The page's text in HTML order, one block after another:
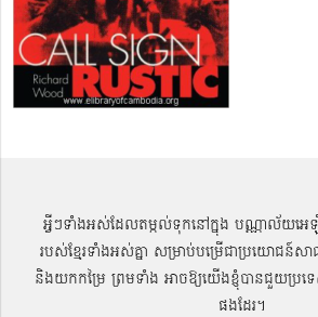
អ្វីៗទាំងអស់ដែលតម្កល់ទុកនៅក្នុង បណ្ណាល័យអេឡិ
របស់ខ្មែរទាំងអស់គ្នា សម្រាប់បម្រើជាប្រយោជន៍
និងយកកម្រៃ ព្រមទាំង អាចឱ្យយើងខ្ញុំបានជួយប្រ
ផងដែរ។